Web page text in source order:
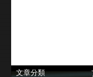
文章分類